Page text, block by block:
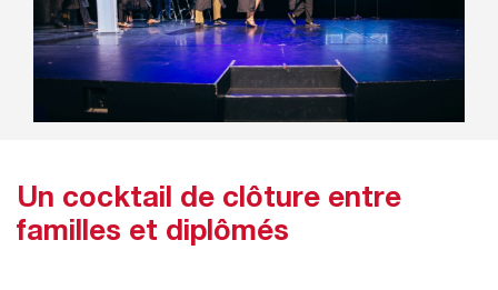
Un cocktail de clôture entre
familles et diplômés